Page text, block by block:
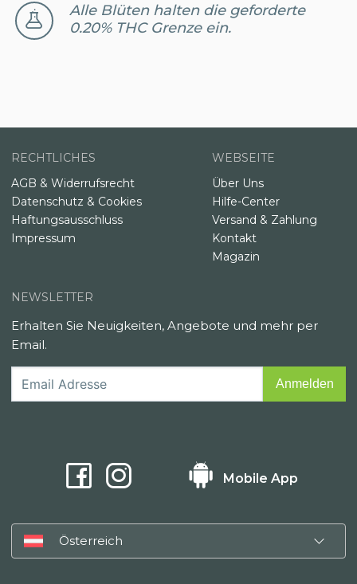
Alle Blüten halten die geforderte
0.20% THC Grenze ein.
RECHTLICHES
AGB & Widerrufsrecht
Datenschutz & Cookies
Haftungsausschluss
Impressum
WEBSEITE
Über Uns
Hilfe-Center
Versand & Zahlung
Kontakt
Magazin
NEWSLETTER
Erhalten Sie Neuigkeiten, Angebote und mehr per
Email.
Mobile App
Österreich